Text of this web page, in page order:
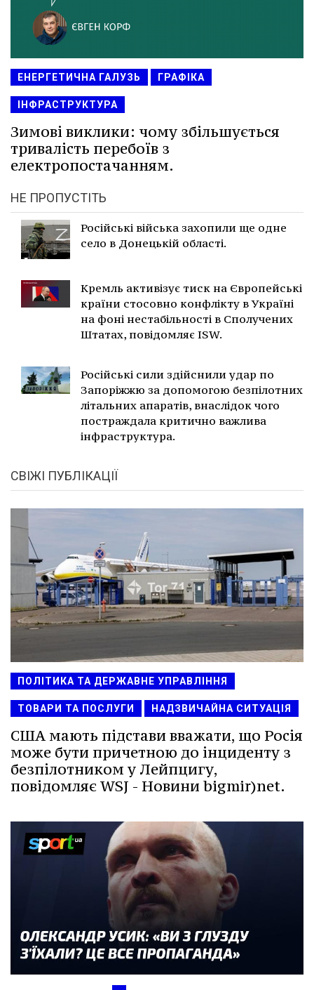
ЕНЕРГЕТИЧНА ГАЛУЗЬ ГРАФІКА
ІНФРАСТРУКТУРА
Зимові виклики: чому збільшується
тривалість перебоїв з
електропостачанням.
НЕ ПРОПУСТІТЬ
Російські війська захопили ще одне
село в Донецькій області.
Кремль активізує тиск на Європейські
країни стосовно конфлікту в Україні
на фоні нестабільності в Сполучених
Штатах, повідомляє ISW.
Російські сили здійснили удар по
Запоріжжю за допомогою безпілотних
літальних апаратів, внаслідок чого
постраждала критично важлива
інфраструктура.
СВІЖІ ПУБЛІКАЦІЇ
ПОЛІТИКА ТА ДЕРЖАВНЕ УПРАВЛІННЯ
ТОВАРИ ТА ПОСЛУГИ НАДЗВИЧАЙНА СИТУАЦІЯ
США мають підстави вважати, що Росія
може бути причетною до інциденту з
безпілотником у Лейпцигу,
повідомляє WSJ - Новини bigmir)net.